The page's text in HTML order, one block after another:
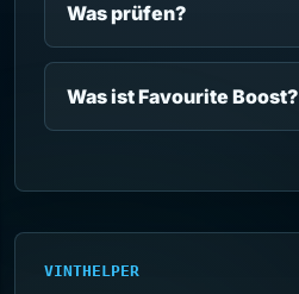
Was prüfen?
Was ist Favourite Boost?
VINTHELPER